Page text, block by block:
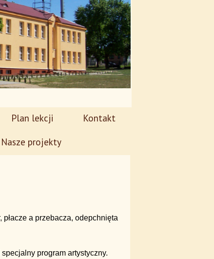
Plan lekcji
Kontakt
Nasze projekty
a przebacza, odepchnięta
program artystyczny.